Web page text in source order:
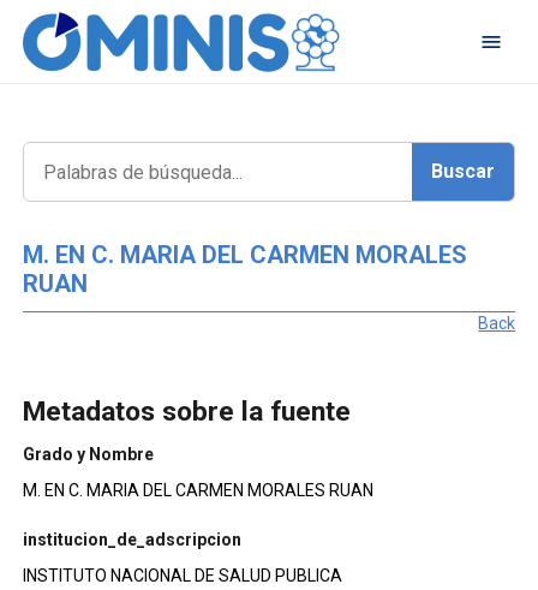
M. EN C. MARIA DEL CARMEN MORALES
RUAN
Back
Metadatos sobre la fuente
Grado y Nombre
M. EN C. MARIA DEL CARMEN MORALES RUAN
institucion_de_adscripcion
INSTITUTO NACIONAL DE SALUD PUBLICA